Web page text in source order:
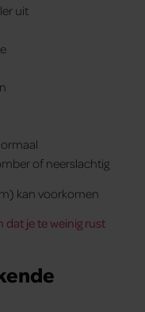
uit
of neerslachtig
kan voorkomen
dat je te weinig rust